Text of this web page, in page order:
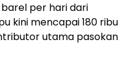
per hari dari
kini mencapai 180 ribu
utama pasokan